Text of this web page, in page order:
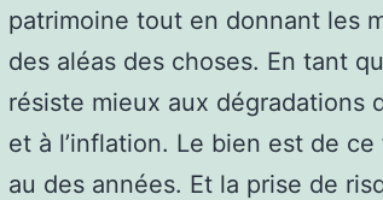
patrimoine tout en donnant les
des aléas des choses. En tant
résiste mieux aux dégradations
et à l’inflation. Le bien est de
au des années. Et la prise de